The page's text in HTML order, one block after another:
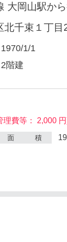
大岡山駅か
北千束１丁目
1970/1/1
2階建
理費等： 2,000
面 積